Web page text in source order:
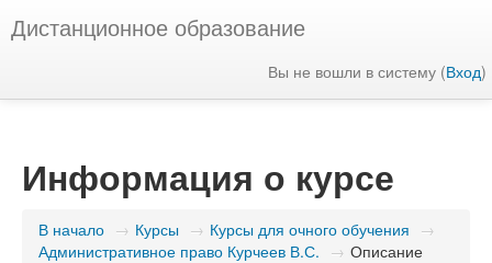
Дистанционное образование
Вы не вошли в систему (Вход)
Информация о курсе
В начало → Курсы → Курсы для очного обучения →
Административное право Курчеев В.С. → Описание